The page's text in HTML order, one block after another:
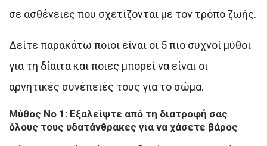
σε ασθένειες που σχετίζονται με τον τρόπο ζωής.
Δείτε παρακάτω ποιοι είναι οι 5 πιο συχνοί μύθοι
για τη δίαιτα και ποιες μπορεί να είναι οι
αρνητικές συνέπειές τους για το σώμα.
Μύθος Νο 1: Εξαλείψτε από τη διατροφή σας
όλους τους υδατάνθρακες για να χάσετε βάρος